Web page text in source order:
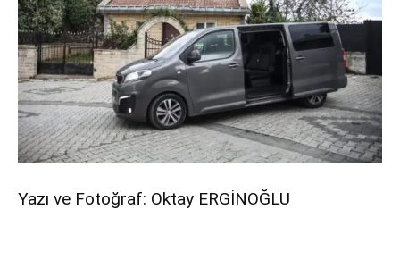
Yazı ve Fotoğraf: Oktay ERGİNOĞLU